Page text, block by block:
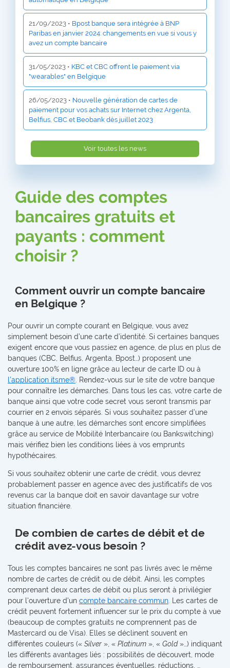
21/09/2023 • Bpost banque sera intégrée à BNP
Paribas en janvier 2024: changements en vue si vous y
avez un compte bancaire
31/05/2023 • KBC et CBC offrent le paiement via
"wearables" en Belgique
26/05/2023 • Nouvelle génération de cartes de
paiement pour vos achats sur Internet chez Argenta,
Belfius, CBC et Beobank dès juillet 2023
Voir toutes les news
Guide des comptes
bancaires gratuits et
payants : comment
choisir ?
Comment ouvrir un compte bancaire
en Belgique ?
Pour ouvrir un compte courant en Belgique, vous avez
simplement besoin d’une carte d’identité. Si certaines banques
exigent encore que vous passiez en agence, de plus en plus de
banques (CBC, Belfius, Argenta, Bpost…) proposent une
ouverture 100% en ligne grâce au lecteur de carte ID ou à
l’application itsme® . Rendez-vous sur le site de votre banque
pour connaître les démarches. Dans tous les cas, votre carte de
banque ainsi que votre code secret vous seront transmis par
courrier en 2 envois séparés. Si vous souhaitez passer d’une
banque à une autre, les démarches sont encore simplifiées
grâce au service de Mobilité Interbancaire (ou Bankswitching)
mais vérifiez bien les conditions liées à vos emprunts
hypothécaires.
Si vous souhaitez obtenir une carte de crédit, vous devrez
probablement passer en agence avec des justificatifs de vos
revenus car la banque doit en savoir davantage sur votre
situation financière.
De combien de cartes de débit et de
crédit avez-vous besoin ?
Tous les comptes bancaires ne sont pas livrés avec le même
nombre de cartes de crédit ou de débit. Ainsi, les comptes
comprenant deux cartes de débit ou plus seront à privilégier
pour l'ouverture d'un compte bancaire commun . Les cartes de
crédit peuvent fortement influencer sur le prix du compte à vue
(beaucoup de comptes gratuits ne comprennent pas de
Mastercard ou de Visa). Elles se déclinent souvent en
différentes couleurs (« Silver », « Platinum », « Gold»…) indiquant
les différents avantages liés : possibilités de découvert, mode
de remboursement, assurances éventuelles, réductions, …